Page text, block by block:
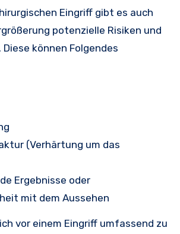
Eingriff gibt es auch
potenzielle Risiken und
können Folgendes
(Verhärtung um das
Ergebnisse oder
mit dem Aussehen
vor einem Eingriff umfassend zu